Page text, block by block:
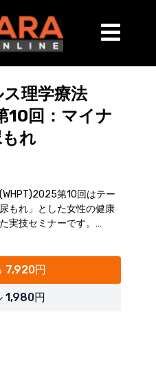
理学療法
10回：マイナ
れ
第10回はテー
もれ」とした女性の健康
実技セミナーです。
トレーニングと手技を学
）
トしておりますので、実
7,920円
1,980円